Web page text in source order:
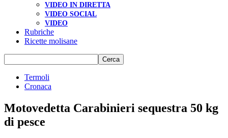
VIDEO IN DIRETTA
VIDEO SOCIAL
VIDEO
Rubriche
Ricette molisane
Termoli
Cronaca
Motovedetta Carabinieri sequestra 50 kg
di pesce